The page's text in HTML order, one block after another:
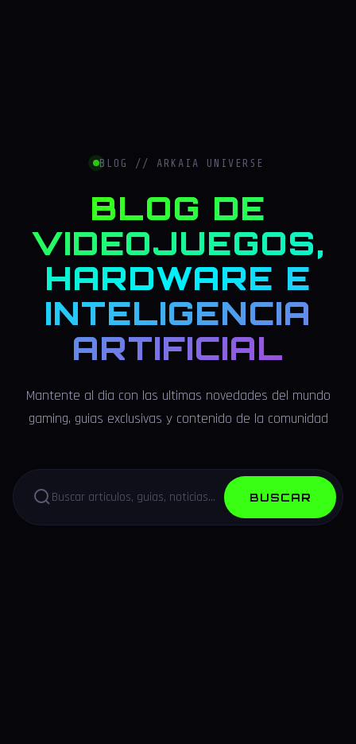
BLOG // ARKAIA UNIVERSE
BLOG DE
VIDEOJUEGOS,
HARDWARE E
INTELIGENCIA
ARTIFICIAL
Mantente al dia con las ultimas novedades del mundo
gaming, guias exclusivas y contenido de la comunidad
BUSCAR